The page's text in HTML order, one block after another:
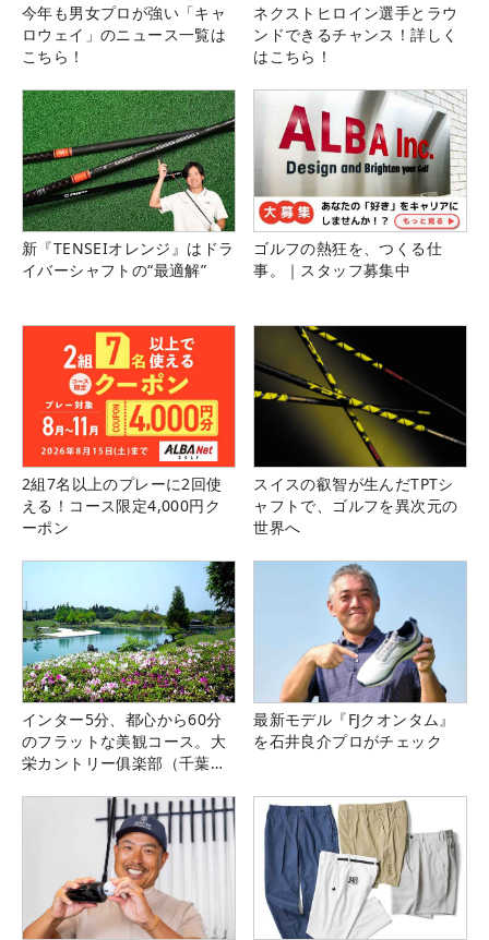
今年も男女プロが強い「キャ
ロウェイ」のニュース一覧は
こちら！
ネクストヒロイン選手とラウ
ンドできるチャンス！詳しく
はこちら！
新『TENSEIオレンジ』はドラ
イバーシャフトの“最適解”
ゴルフの熱狂を、つくる仕
事。｜スタッフ募集中
2組7名以上のプレーに2回使
える！コース限定4,000円ク
ーポン
スイスの叡智が生んだTPTシ
ャフトで、ゴルフを異次元の
世界へ
インター5分、都心から60分
のフラットな美観コース。大
栄カントリー俱楽部（千葉
最新モデル『FJクオンタム』
を石井良介プロがチェック